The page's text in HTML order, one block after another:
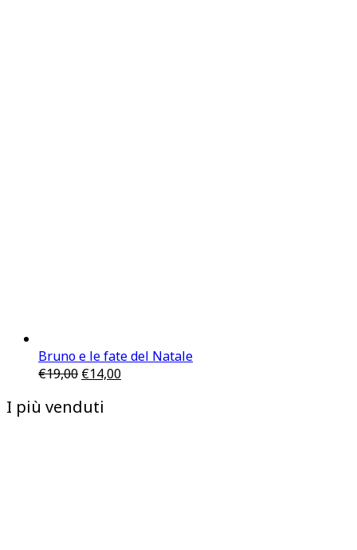
Bruno e le fate del Natale
€19,00 €14,00
I più venduti